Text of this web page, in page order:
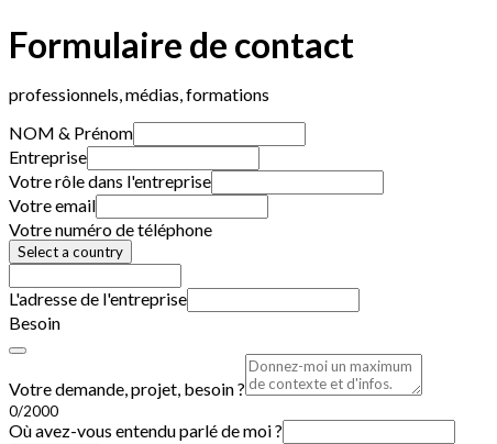
Formulaire de contact
professionnels, médias, formations
NOM & Prénom
Entreprise
Votre rôle dans l'entreprise
Votre email
Votre numéro de téléphone
Select a country
L'adresse de l'entreprise
Besoin
Votre demande, projet, besoin ?
0/2000
Où avez-vous entendu parlé de moi ?